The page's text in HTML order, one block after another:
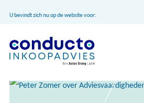
U bevindt zich nu op de website voor: